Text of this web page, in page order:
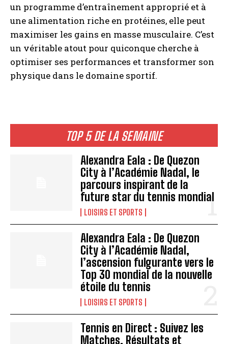
TOP 5 DE LA SEMAINE
Alexandra Eala : De Quezon
City à l’Académie Nadal, le
parcours inspirant de la
future star du tennis mondial
LOISIRS ET SPORTS
Alexandra Eala : De Quezon
City à l’Académie Nadal,
l’ascension fulgurante vers le
Top 30 mondial de la nouvelle
étoile du tennis
LOISIRS ET SPORTS
Tennis en Direct : Suivez les
Matches, Résultats et
un programme d’entraînement approprié et à
une alimentation riche en protéines, elle peut
maximiser les gains en masse musculaire. C’est
un véritable atout pour quiconque cherche à
optimiser ses performances et transformer son
physique dans le domaine sportif.